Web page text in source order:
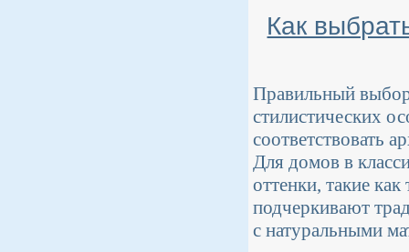
Как
Правильный
стилистических
соответствовать
Для домов в
оттенки, такие
подчеркивают
с натуральными